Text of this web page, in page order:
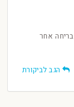
אחר
הגב לביקורת